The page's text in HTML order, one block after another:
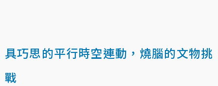
具巧思的平行時空連動，燒腦的文物挑
戰